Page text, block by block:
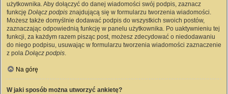
użytkownika. Aby dołączyć do danej wiadomości swój podpis, zaznacz
funkcję Dołącz podpis znajdującą się w formularzu tworzenia wiadomości.
Możesz także domyślnie dodawać podpis do wszystkich swoich postów,
zaznaczając odpowiednią funkcję w panelu użytkownika. Po uaktywnieniu tej
funkcji, za każdym razem pisząc post, możesz zdecydować o niedodawaniu
do niego podpisu, usuwając w formularzu tworzenia wiadomości zaznaczenie
z pola Dołącz podpis.
Na górę
W jaki sposób można utworzyć ankietę?